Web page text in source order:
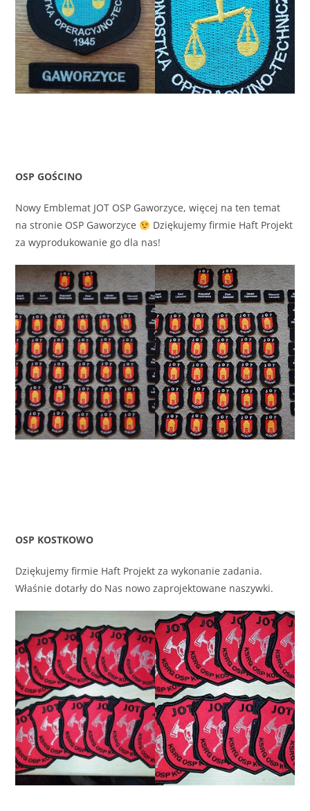
OSP GOŚCINO
Nowy Emblemat JOT OSP Gaworzyce, więcej na ten temat
na stronie OSP Gaworzyce
Dziękujemy firmie Haft Projekt
za wyprodukowanie go dla nas!
OSP KOSTKOWO
Dziękujemy firmie Haft Projekt za wykonanie zadania.
Właśnie dotarły do Nas nowo zaprojektowane naszywki.